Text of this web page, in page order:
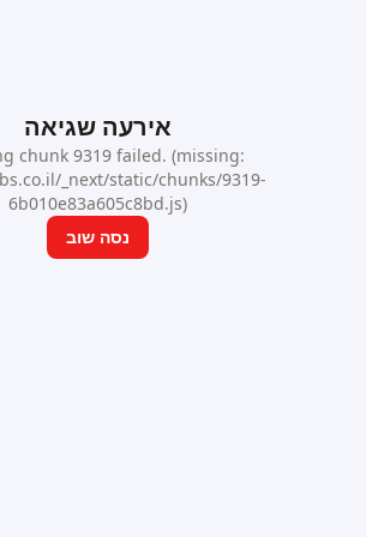
אירעה שגיאה
Loading chunk 9319 failed. (missing:
https://hbs.co.il/_next/static/chunks/9319-
6b010e83a605c8bd.js)